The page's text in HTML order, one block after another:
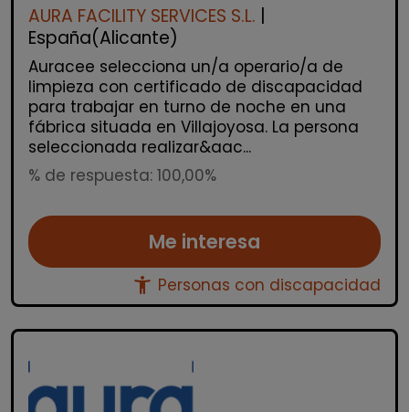
AURA FACILITY SERVICES S.L. |
España(Alicante)
Auracee selecciona un/a operario/a de
limpieza con certificado de discapacidad
para trabajar en turno de noche en una
fábrica situada en Villajoyosa. La persona
seleccionada realizar&aac...
% de respuesta: 100,00%
Me interesa
accessibility_new Personas con discapacidad